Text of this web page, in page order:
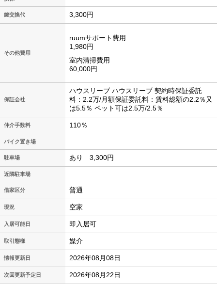
鍵交換代 3,300円
その他費用
ruumサポート費用
1,980円
室内清掃費用
60,000円
保証会社
ハウスリーブ ハウスリーブ 契約時保証委託
料：2.2万/月額保証委託料：賃料総額の2.2％又
は5.5％ ペット可は2.5万/2.5％
仲介手数料 110％
バイク置き場
駐車場 あり 3,300円
近隣駐車場
借家区分 普通
現況 空家
入居可能日 即入居可
取引態様 媒介
情報更新日 2026年08月08日
次回更新予定日 2026年08月22日